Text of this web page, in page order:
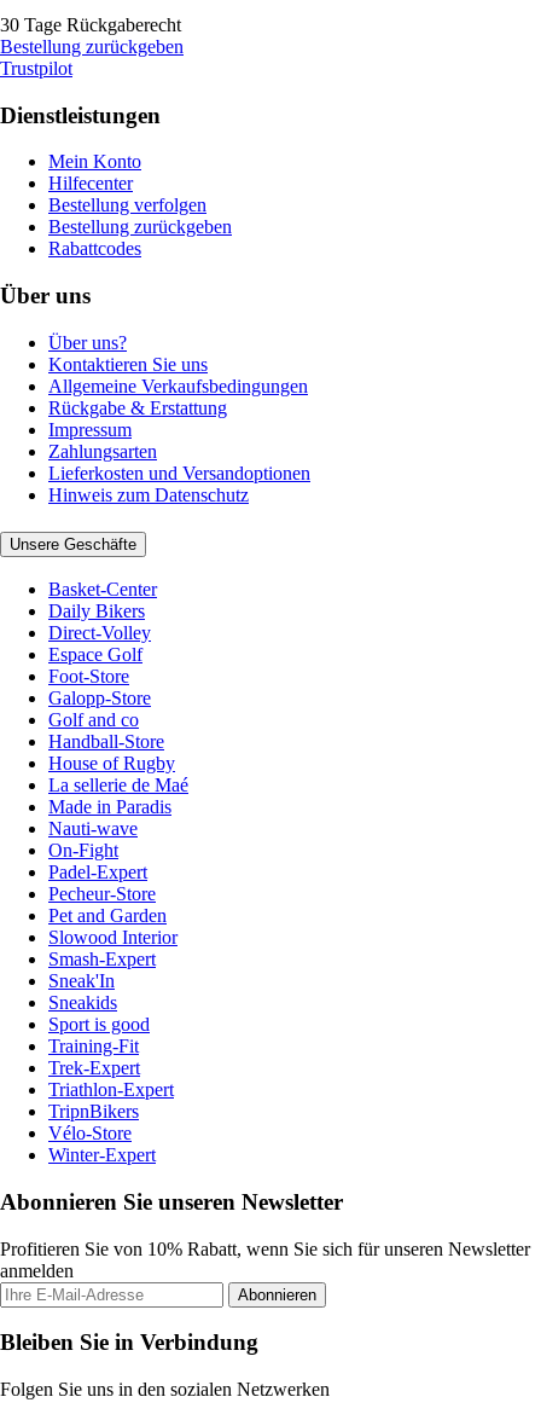
30 Tage Rückgaberecht
Bestellung zurückgeben
Trustpilot
Dienstleistungen
Mein Konto
Hilfecenter
Bestellung verfolgen
Bestellung zurückgeben
Rabattcodes
Über uns
Über uns?
Kontaktieren Sie uns
Allgemeine Verkaufsbedingungen
Rückgabe & Erstattung
Impressum
Zahlungsarten
Lieferkosten und Versandoptionen
Hinweis zum Datenschutz
Unsere Geschäfte
Basket-Center
Daily Bikers
Direct-Volley
Espace Golf
Foot-Store
Galopp-Store
Golf and co
Handball-Store
House of Rugby
La sellerie de Maé
Made in Paradis
Nauti-wave
On-Fight
Padel-Expert
Pecheur-Store
Pet and Garden
Slowood Interior
Smash-Expert
Sneak'In
Sneakids
Sport is good
Training-Fit
Trek-Expert
Triathlon-Expert
TripnBikers
Vélo-Store
Winter-Expert
Abonnieren Sie unseren Newsletter
Profitieren Sie von 10% Rabatt, wenn Sie sich für unseren Newsletter
anmelden
Abonnieren
Bleiben Sie in Verbindung
Folgen Sie uns in den sozialen Netzwerken